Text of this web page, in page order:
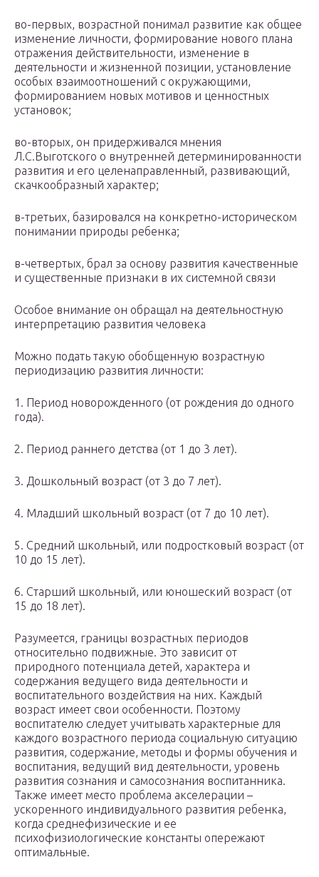
во-первых, возрастной понимал развитие как общее
изменение личности, формирование нового плана
отражения действительности, изменение в
деятельности и жизненной позиции, установление
особых взаимоотношений с окружающими,
формированием новых мотивов и ценностных
установок;
во-вторых, он придерживался мнения
Л.С.Выготского о внутренней детерминированности
развития и его целенаправленный, развивающий,
скачкообразный характер;
в-третьих, базировался на конкретно-историческом
понимании природы ребенка;
в-четвертых, брал за основу развития качественные
и существенные признаки в их системной связи
Особое внимание он обращал на деятельностную
интерпретацию развития человека
Можно подать такую обобщенную возрастную
периодизацию развития личности:
1. Период новорожденного (от рождения до одного
года).
2. Период раннего детства (от 1 до 3 лет).
3. Дошкольный возраст (от 3 до 7 лет).
4. Младший школьный возраст (от 7 до 10 лет).
5. Средний школьный, или подростковый возраст (от
10 до 15 лет).
6. Старший школьный, или юношеский возраст (от
15 до 18 лет).
Разумеется, границы возрастных периодов
относительно подвижные. Это зависит от
природного потенциала детей, характера и
содержания ведущего вида деятельности и
воспитательного воздействия на них. Каждый
возраст имеет свои особенности. Поэтому
воспитателю следует учитывать характерные для
каждого возрастного периода социальную ситуацию
развития, содержание, методы и формы обучения и
воспитания, ведущий вид деятельности, уровень
развития сознания и самосознания воспитанника.
Также имеет место проблема акселерации –
ускоренного индивидуального развития ребенка,
когда среднефизические и ее
психофизиологические константы опережают
оптимальные.